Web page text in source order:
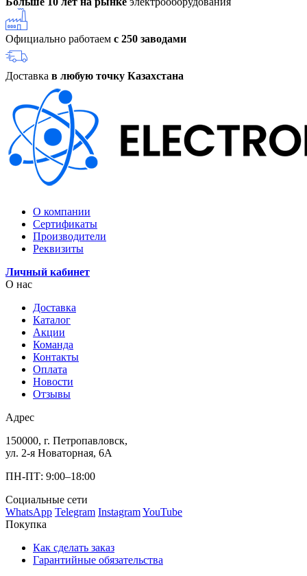
Официально работаем с 250 заводами
Доставка в любую точку Казахстана
О компании
Сертификаты
Производители
Реквизиты
Личный кабинет
О нас
Доставка
Каталог
Акции
Команда
Контакты
Оплата
Новости
Отзывы
Адрес
150000, г. Петропавловск,
ул. 2-я Новаторная, 6А
ПН-ПТ: 9:00–18:00
Социальные сети
WhatsApp Telegram InstagramYouTube
Покупка
Как сделать заказ
Гарантийные обязательства